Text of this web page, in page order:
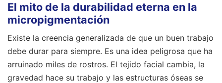
El mito de la durabilidad eterna en la
micropigmentación
Existe la creencia generalizada de que un buen trabajo
debe durar para siempre. Es una idea peligrosa que ha
arruinado miles de rostros. El tejido facial cambia, la
gravedad hace su trabajo y las estructuras óseas se